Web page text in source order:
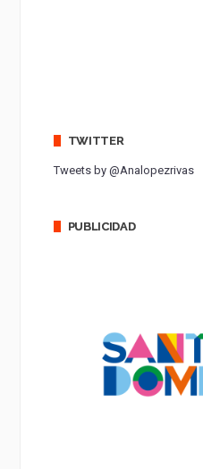
TWITTER
Tweets by @Analopezrivas
PUBLICIDAD